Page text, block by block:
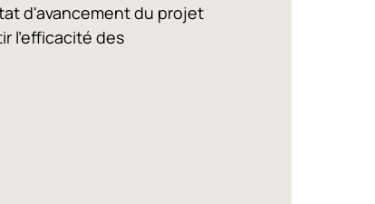
d'avancement du projet
l'efficacité des